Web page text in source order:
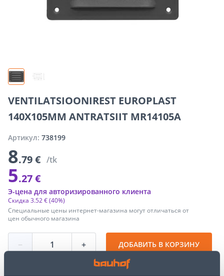
VENTILATSIOONIREST EUROPLAST
140X105MM ANTRATSIIT MR14105A
Артикул: 738199
8.79 € /tk
5.27 €
Специальные цены интернет-магазина могут отличаться от
цен обычного магазина
Скидка 3.52 €(40%)
Э-цена для авторизированного клиента
− + ДОБАВИТЬ В КОРЗИНУ